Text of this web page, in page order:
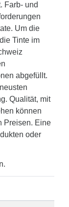
Farb- und
Um die
Tinte im
abgefüllt.
Qualität, mit
können
Preisen. Eine
oder